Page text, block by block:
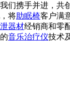
们携手并进，共
将助眠椅客户满
器材经销商和零
音乐治疗仪技术